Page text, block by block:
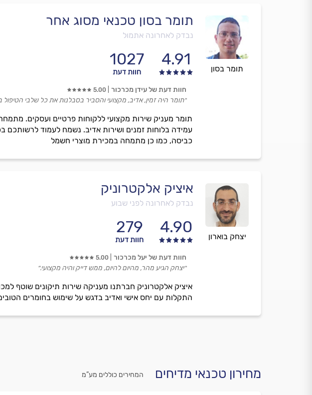
תומר בסון
תומר בסון טכנאי מסוג אחר
נבדק לאחרונה אתמול
4.91
1027
חוות דעת
תומר מעניק שירות מקצועי ללקוחות פרטיים ועסקים.
עמידה בלוחות זמנים ושירות אדיב. נשמח לעמוד לרשותכם
כביסה, כמו כן מתמחה במכירת מוצרי חשמל
חוות דעת של עידן מכרכור 5.00
״תומר היה זמין, אדיב, מקצועי והסביר בסבלנות את כל שלבי
יצחק בוארון
איציק אלקטרוניק
נבדק לאחרונה לפני שבוע
4.90
279
חוות דעת
איציק אלקטרוניק חברתנו מעניקה שירות תיקונים שוטף
התקלות עם יחס אישי ואדיב בדגש על שימוש בחומרים
חוות דעת של יעל מכרכור 5.00
״יצחק הגיע מהר, מהיום להיום, ממש דייק והיה מקצועי.״
מחירון טכנאי מדיחים המחירים כוללים מע”מ